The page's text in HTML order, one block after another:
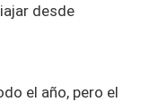
desde
el año, pero el